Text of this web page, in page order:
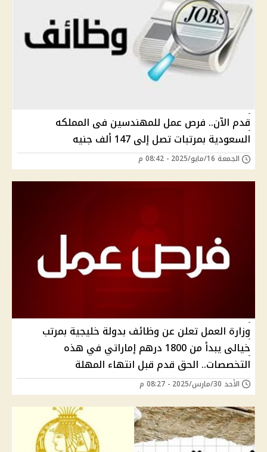
قدم الآن.. فرص عمل للمهندسين فى المملكه
السعودية بمرتبات تصل إلى 147 ألف جنيه
الجمعة 16/مايو/2025 - 08:42 م
وزارة العمل تعلن عن وظائف بدولة خليجية بمرتب
خيالى يبدأ من 1800 درهم إماراتي في هذه
التخصصات.. الحق قدم قبل انتهاء المهلة
الأحد 30/مارس/2025 - 08:27 م